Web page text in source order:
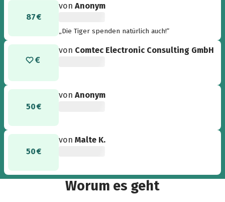
87 €
vonAnonym
„Die Tiger spenden natürlich auch!“
von Comtec Electronic Consulting GmbH
50 €
vonAnonym
50 €
vonMalte K.
Worum es geht